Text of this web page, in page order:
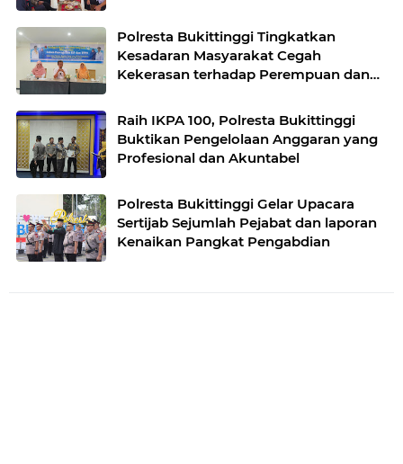
Polresta Bukittinggi Tingkatkan
Kesadaran Masyarakat Cegah
Kekerasan terhadap Perempuan dan
Raih IKPA 100, Polresta Bukittinggi
Buktikan Pengelolaan Anggaran yang
Profesional dan Akuntabel
Polresta Bukittinggi Gelar Upacara
Sertijab Sejumlah Pejabat dan laporan
Kenaikan Pangkat Pengabdian